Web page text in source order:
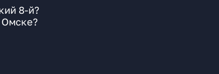
8-й?
Омске?